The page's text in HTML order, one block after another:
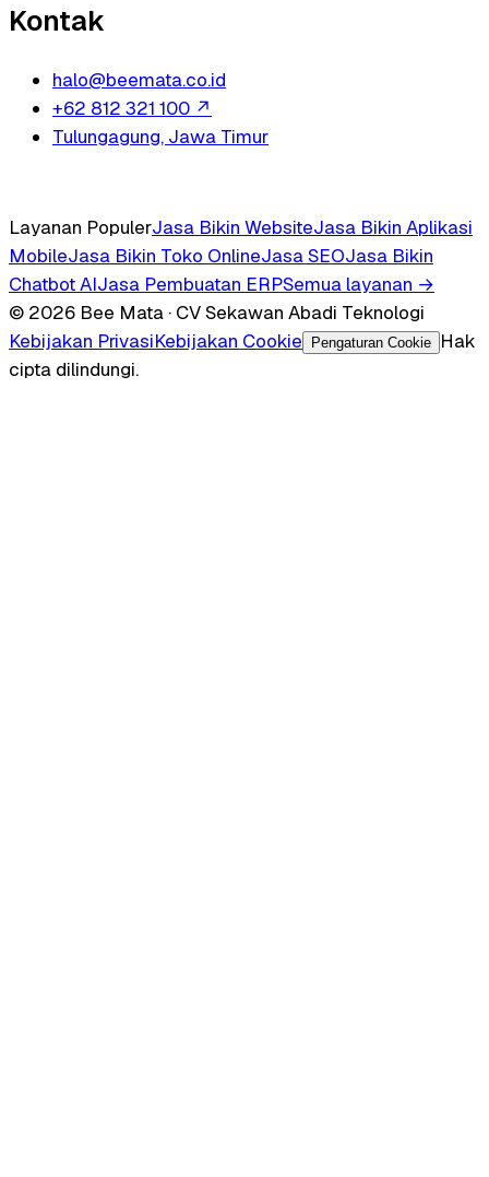
Kontak
halo@beemata.co.id
+62 812 321 100 ↗
Tulungagung, Jawa Timur
Layanan PopulerJasa Bikin WebsiteJasa Bikin Aplikasi
MobileJasa Bikin Toko OnlineJasa SEOJasa Bikin
Chatbot AIJasa Pembuatan ERPSemua layanan →
© 2026 Bee Mata · CV Sekawan Abadi Teknologi
Kebijakan PrivasiKebijakan Cookie Pengaturan Cookie
Hak
cipta dilindungi.